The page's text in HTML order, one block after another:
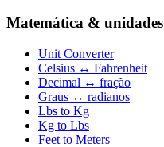
Matemática & unidades
Unit Converter
Celsius ↔ Fahrenheit
Decimal ↔ fração
Graus ↔ radianos
Lbs to Kg
Kg to Lbs
Feet to Meters